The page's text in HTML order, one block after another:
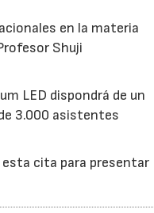
en la materia
Shuji
LED dispondrá de un
3.000 asistentes
esta cita para presentar